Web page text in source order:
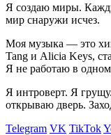
Я создаю миры.
мир снаружи исчез.
Моя музыка — это
Tang и Alicia Keys,
Я не работаю в
Я интроверт. Я
открываю дверь.
Telegram VK TikTok